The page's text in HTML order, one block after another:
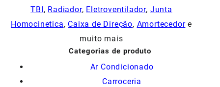
TBI, Radiador, Eletroventilador, Junta
Homocinetica, Caixa de Direção, Amortecedore
muito mais
Categorias de produto
Ar Condicionado
Carroceria